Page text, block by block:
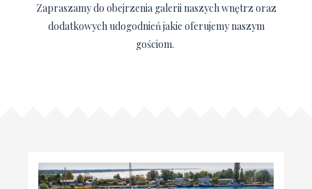
Zapraszamy do obejrzenia galerii naszych wnętrz oraz
dodatkowych udogodnień jakie oferujemy naszym
gościom.